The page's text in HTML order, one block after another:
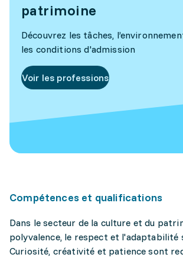
patrimoine
Découvrez les tâches,
les conditions d'admission
Voir les professions
Compétences et qualifications
Dans le secteur de la culture et du
polyvalence, le respect et l'adaptabilité
Curiosité, créativité et patience sont